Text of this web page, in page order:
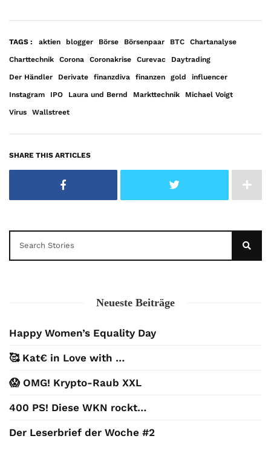
YouT
ube.
Mehr
erfah
ren
laden
YouTu
erren
TAGS : aktien blogger Börse Börsenpaar BTC Chartanalyse
Charttechnik Corona Coronakrise Curevac Daytrading
Der Händler Derivate finanzdiva finanzen gold influencer
Instagram IPO Laura und Bernd Markttechnik Michael Voigt
Virus Wallstreet
SHARE THIS ARTICLES
Neueste Beiträge
Happy Women’s Equality Day
🥰 Kat€ in Love with …
😱 OMG! Krypto-Raub XXL
400 PS! Diese WKN rockt…
Der Leserbrief der Woche #2